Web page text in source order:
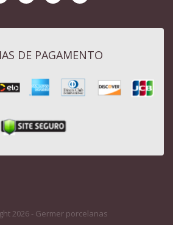
DE PAGAMENTO
2026 - Germer porcelanas